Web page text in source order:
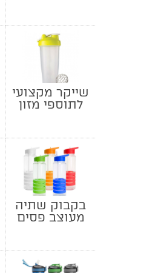
שייקר מקצועי
לתוספי מזון
בקבוק שתיה
מעוצב פסים